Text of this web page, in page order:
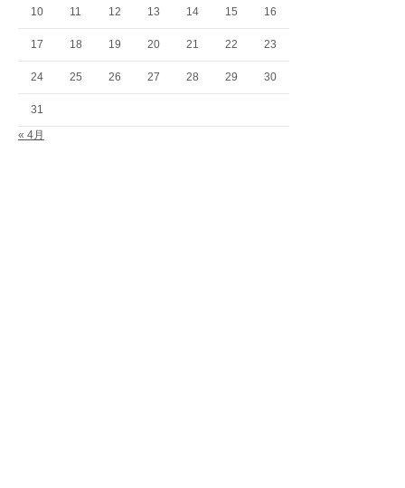
10 11 12 13 14 15 16
17 18 19 20 21 22 23
24 25 26 27 28 29 30
31
« 4月